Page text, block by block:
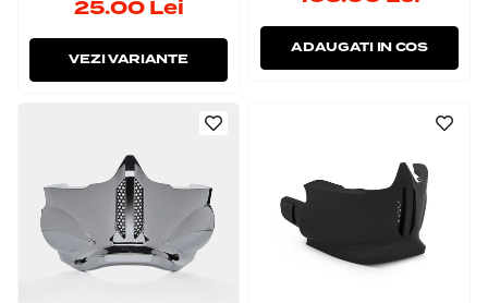
25.00 Lei
VEZI VARIANTE
ADAUGATI IN COS